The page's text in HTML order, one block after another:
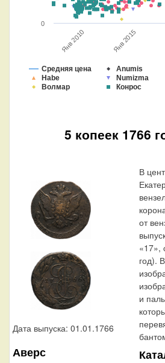
Средняя цена Anumis
Habe
Numizma
Волмар
Конрос
Янв 2010 Янв 2015
0
5 копеек 1766
Дата выпуска: 01.01.1766
Аверс
В
от
«17»,
год).
и